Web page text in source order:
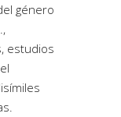
género
estudios